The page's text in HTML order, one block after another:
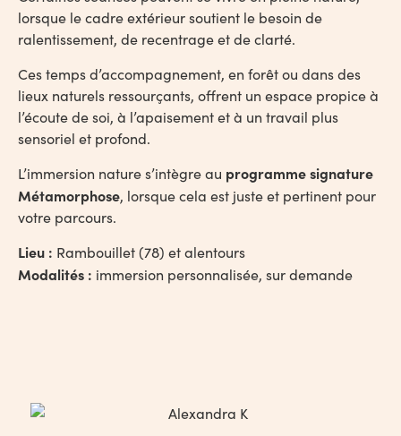
lorsque le cadre extérieur soutient le besoin de
ralentissement, de recentrage et de clarté.
Ces temps d’accompagnement, en forêt ou dans des
lieux naturels ressourçants, offrent un espace propice à
l’écoute de soi, à l’apaisement et à un travail plus
sensoriel et profond.
L’immersion nature s’intègre au programme signature
Métamorphose, lorsque cela est juste et pertinent pour
votre parcours.
Lieu : Rambouillet (78) et alentours
Modalités : immersion personnalisée, sur demande